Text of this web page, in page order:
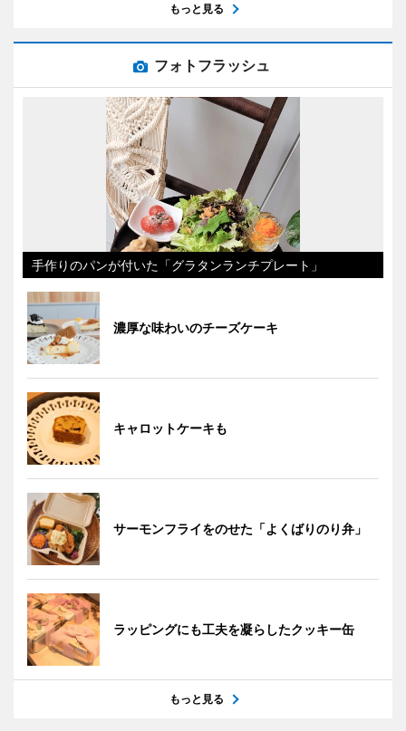
もっと見る
フォトフラッシュ
手作りのパンが付いた「グラタンランチプレート」
濃厚な味わいのチーズケーキ
キャロットケーキも
サーモンフライをのせた「よくばりのり弁」
ラッピングにも工夫を凝らしたクッキー缶
もっと見る